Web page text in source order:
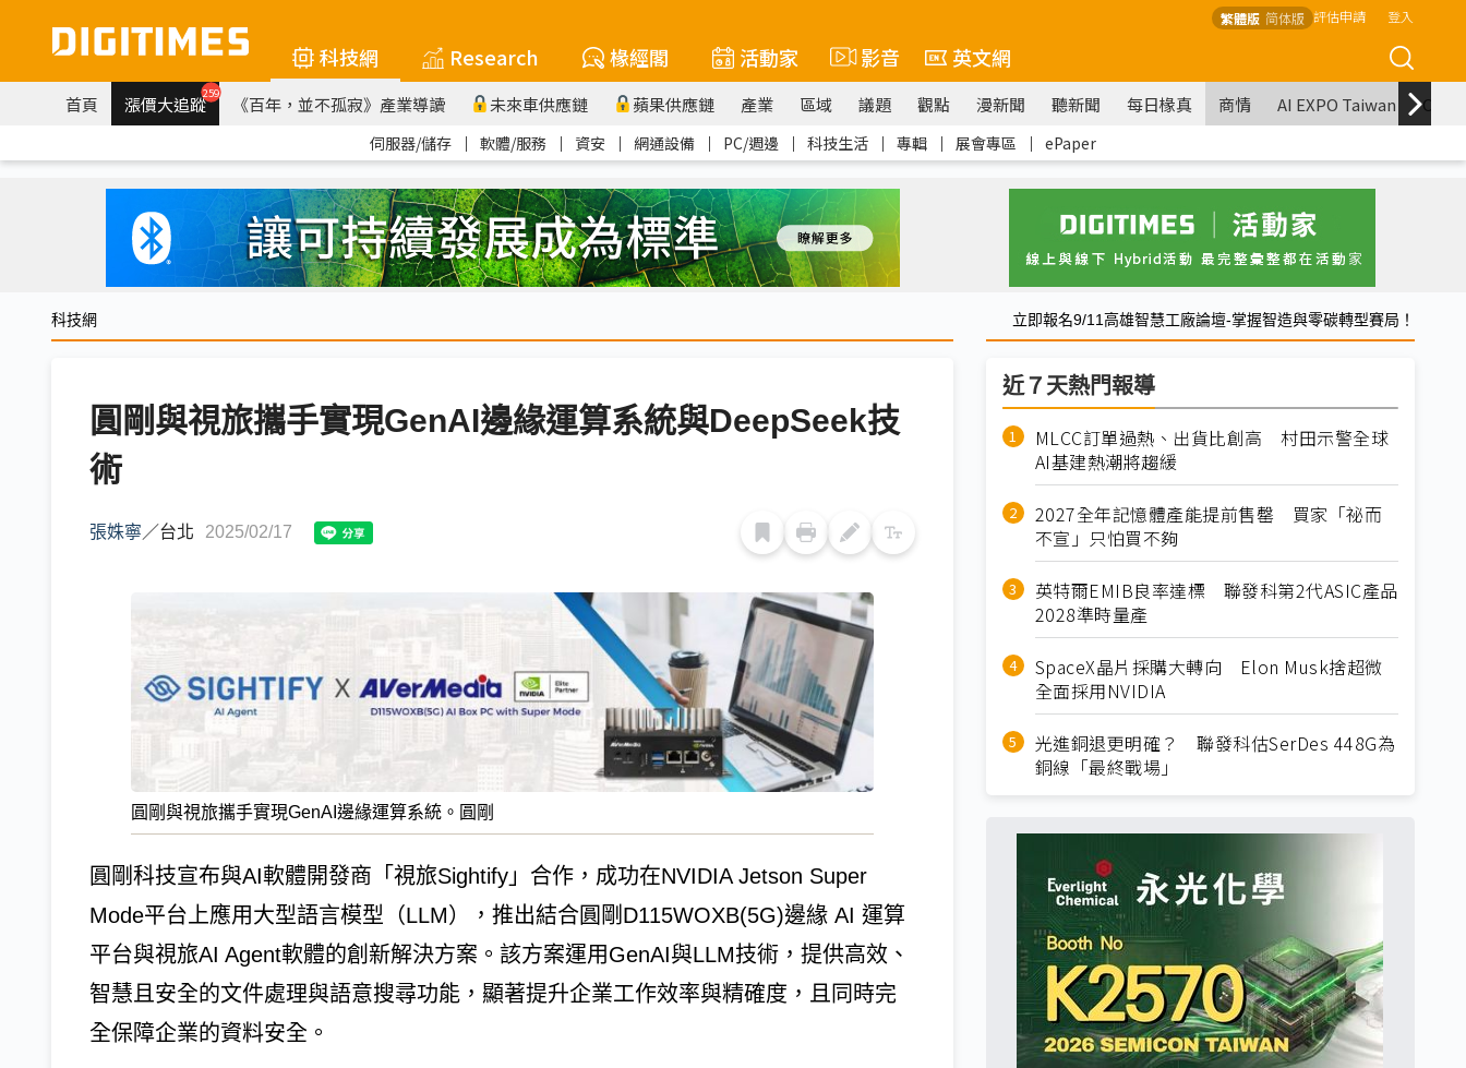
繁體版 简体版 評估申請 登入
科技網 Research 椽經閣 活動家 影音 英文網
首頁 漲價大追蹤259 《百年，並不孤寂》產業導讀 未來車供應鏈 蘋果供應鏈 產業 區域 議題 觀點 漫新聞 聽新聞 每日椽真 商情 AI EXPO Taiwan
伺服器/儲存 ｜ 軟體/服務 ｜ 資安 ｜ 網通設備 ｜ PC/週邊 ｜ 科技生活 ｜ 專輯 ｜ 展會專區 ｜ ePaper
科技網 立即報名9/11高雄智慧工廠論壇-掌握智造與零碳轉型賽局！
圓剛與視旅攜手實現GenAI邊緣運算系統與DeepSeek技
術
張姝寧 ／台北 2025/02/17
圓剛與視旅攜手實現GenAI邊緣運算系統。圓剛
圓剛科技宣布與AI軟體開發商「視旅Sightify」合作，成功在NVIDIA Jetson Super
Mode平台上應用大型語言模型（LLM），推出結合圓剛D115WOXB(5G)邊緣 AI 運算
平台與視旅AI Agent軟體的創新解決方案。該方案運用GenAI與LLM技術，提供高效、
智慧且安全的文件處理與語意搜尋功能，顯著提升企業工作效率與精確度，且同時完
全保障企業的資料安全。
近７天熱門報導
MLCC訂單過熱、出貨比創高 村田示警全球
AI基建熱潮將趨緩
2027全年記憶體產能提前售罄 買家「祕而
不宣」只怕買不夠
英特爾EMIB良率達標 聯發科第2代ASIC產品
2028準時量產
SpaceX晶片採購大轉向 Elon Musk捨超微
全面採用NVIDIA
光進銅退更明確？ 聯發科估SerDes 448G為
銅線「最終戰場」